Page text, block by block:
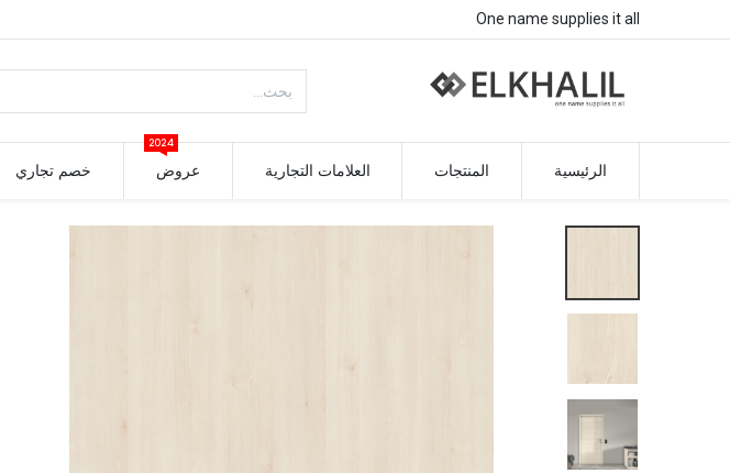
One name supplies it all
الرئيسية المنتجات العلامات التجارية عروض
2024
خصم تجاري